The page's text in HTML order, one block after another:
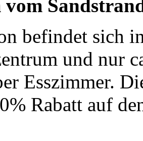
vom
befindet sich
und nur
Esszimmer.
Rabatt auf